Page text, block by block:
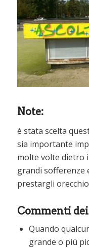
Note:
è stata scelta
sia importante
molte volte dietro
grandi sofferenze
prestargli
Commenti
Quando
grande o più